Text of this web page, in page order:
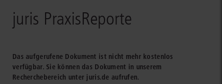
juris PraxisReporte
Das aufgerufene Dokument ist nicht mehr kostenlos
verfügbar. Sie können das Dokument in unserem
Recherchebereich unter juris.de aufrufen.